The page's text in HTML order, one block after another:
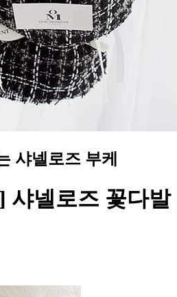
샤넬로즈 부케
샤넬로즈 꽃다발